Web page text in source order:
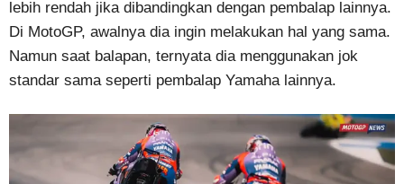
lebih rendah jika dibandingkan dengan pembalap lainnya.
Di MotoGP, awalnya dia ingin melakukan hal yang sama.
Namun saat balapan, ternyata dia menggunakan jok
standar sama seperti pembalap Yamaha lainnya.